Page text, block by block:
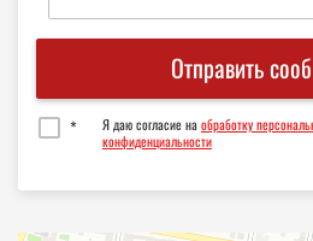
22
23
Отправить
* Я даю согласие наобработку
конфиденциальности